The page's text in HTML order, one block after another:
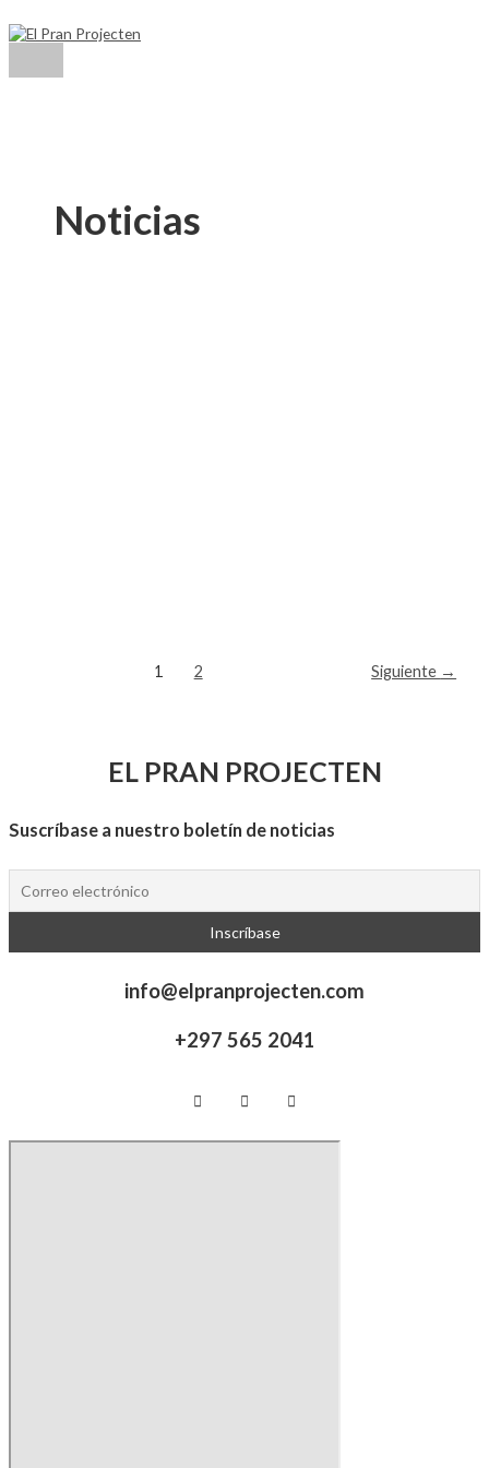
al
contenido
Noticias
1 2 Siguiente →
EL PRAN PROJECTEN
Suscríbase a nuestro boletín de noticias
info@elpranprojecten.com
+297 565 2041​